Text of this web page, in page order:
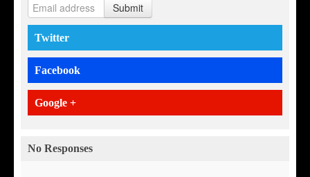
Submit
Twitter
Facebook
Google +
No Responses